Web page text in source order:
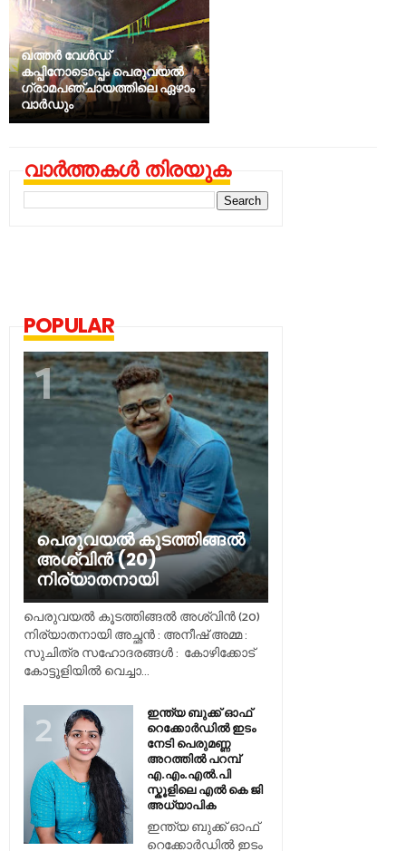
ഖത്തർ വേൾഡ്
കപ്പിനോടൊപ്പം പെരുവയൽ
ഗ്രാമപഞ്ചായത്തിലെ ഏഴാം
വാർഡും
വാർത്തകൾ തിരയുക
POPULAR
പെരുവയൽ കൂടത്തിങ്ങൽ
അശ്വിൻ (20)
നിര്യാതനായി
പെരുവയൽ കൂടത്തിങ്ങൽ അശ്വിൻ (20)
നിര്യാതനായി അച്ഛൻ : അനീഷ് അമ്മ :
സുചിത്ര സഹോദരങ്ങൾ : കോഴിക്കോട്
കോട്ടൂളിയിൽ വെച്ചാ...
ഇന്ത്യ ബുക്ക് ഓഫ്
റെക്കോർഡിൽ ഇടം
നേടി പെരുമണ്ണ
അറത്തിൽ പറമ്പ്
എ.എം.എൽ.പി
സ്കൂളിലെ എൽ കെ ജി
അധ്യാപിക
ഇന്ത്യ ബുക്ക് ഓഫ്
റെക്കോർഡിൽ ഇടം